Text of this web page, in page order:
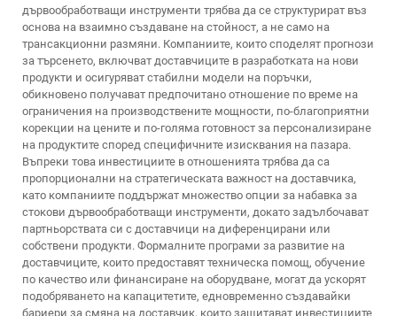
дървообработващи инструменти трябва да се структурират въз
основа на взаимно създаване на стойност, а не само на
трансакционни размяни. Компаниите, които споделят прогнози
за търсенето, включват доставчиците в разработката на нови
продукти и осигуряват стабилни модели на поръчки,
обикновено получават предпочитано отношение по време на
ограничения на производствените мощности, по-благоприятни
корекции на цените и по-голяма готовност за персонализиране
на продуктите според специфичните изисквания на пазара.
Въпреки това инвестициите в отношенията трябва да са
пропорционални на стратегическата важност на доставчика,
като компаниите поддържат множество опции за набавка за
стокови дървообработващи инструменти, докато задълбочават
партньорствата си с доставчици на диференцирани или
собствени продукти. Формалните програми за развитие на
доставчиците, които предоставят техническа помощ, обучение
по качество или финансиране на оборудване, могат да ускорят
подобряването на капацитетите, едновременно създавайки
бариери за смяна на доставчик, които защитават инвестициите